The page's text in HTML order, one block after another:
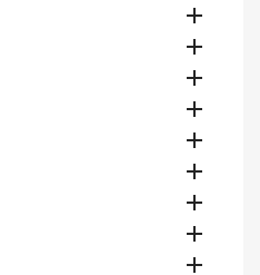








